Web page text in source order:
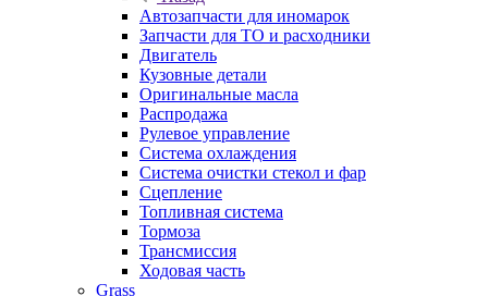
Автозапчасти для иномарок
Запчасти для ТО и расходники
Двигатель
Кузовные детали
Оригинальные масла
Распродажа
Рулевое управление
Система охлаждения
Система очистки стекол и фар
Сцепление
Топливная система
Тормоза
Трансмиссия
Ходовая часть
Grass